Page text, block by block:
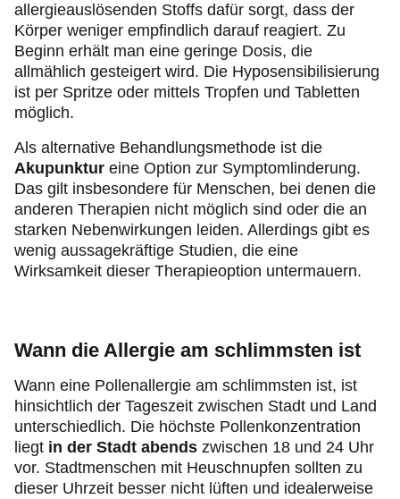
allergieauslösenden Stoffs dafür sorgt, dass der
Körper weniger empfindlich darauf reagiert. Zu
Beginn erhält man eine geringe Dosis, die
allmählich gesteigert wird. Die Hyposensibilisierung
ist per Spritze oder mittels Tropfen und Tabletten
möglich.
Als alternative Behandlungsmethode ist die
Akupunktur eine Option zur Symptomlinderung.
Das gilt insbesondere für Menschen, bei denen die
anderen Therapien nicht möglich sind oder die an
starken Nebenwirkungen leiden. Allerdings gibt es
wenig aussagekräftige Studien, die eine
Wirksamkeit dieser Therapieoption untermauern.
Wann die Allergie am schlimmsten ist
Wann eine Pollenallergie am schlimmsten ist, ist
hinsichtlich der Tageszeit zwischen Stadt und Land
unterschiedlich. Die höchste Pollenkonzentration
liegt in der Stadt abends zwischen 18 und 24 Uhr
vor. Stadtmenschen mit Heuschnupfen sollten zu
dieser Uhrzeit besser nicht lüften und idealerweise